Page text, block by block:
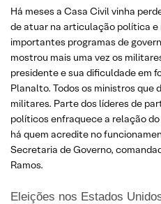
Há meses a Casa Civil vinha
de atuar na articulação política e
importantes programas de
mostrou mais uma vez os
presidente e sua dificuldade em
Planalto. Todos os ministros que
militares. Parte dos líderes de
políticos enfraquece a relação
há quem acredite no
Secretaria de Governo,
Ramos.
Eleições nos Estados